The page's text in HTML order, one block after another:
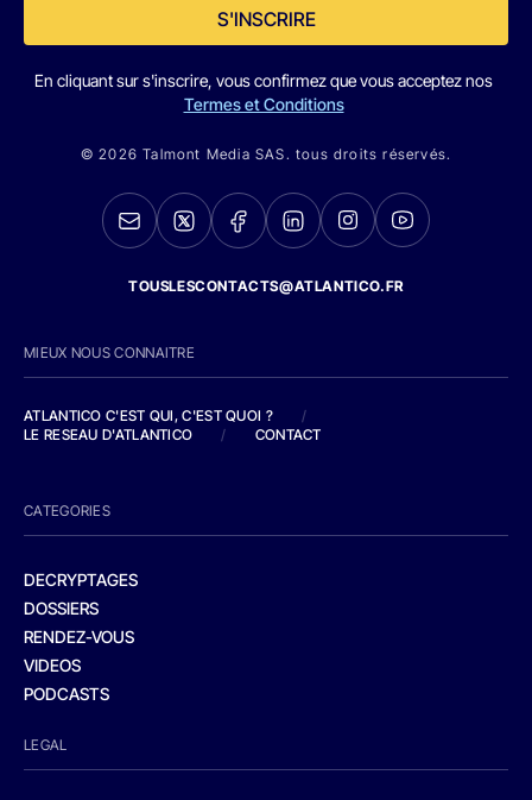
S'INSCRIRE
En cliquant sur s'inscrire, vous confirmez que vous acceptez nos
Termes et Conditions
© 2026 Talmont Media SAS. tous droits réservés.
TOUSLESCONTACTS@ATLANTICO.FR
MIEUX NOUS CONNAITRE
ATLANTICO C'EST QUI, C'EST QUOI ?
/
LE RESEAU D'ATLANTICO
/ CONTACT
CATEGORIES
DECRYPTAGES
DOSSIERS
RENDEZ-VOUS
VIDEOS
PODCASTS
LEGAL